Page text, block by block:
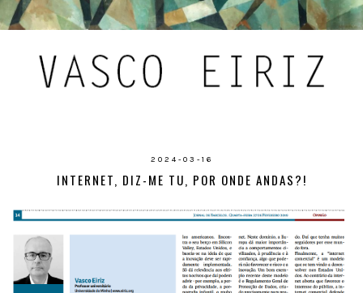
2024-03-16
INTERNET, DIZ-ME TU, POR ONDE ANDAS?!